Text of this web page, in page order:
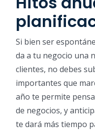
Si bien ser
da a tu negocio una
clientes, no debes
importantes que
año te permite
de negocios, y
te dará más tiempo